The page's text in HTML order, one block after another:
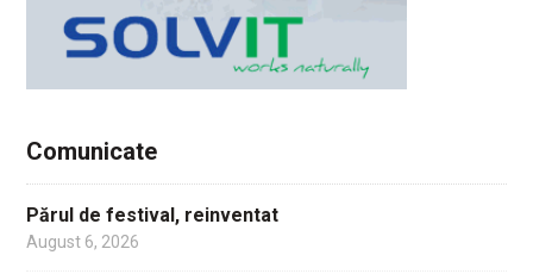
Comunicate
Părul de festival, reinventat
August 6, 2026